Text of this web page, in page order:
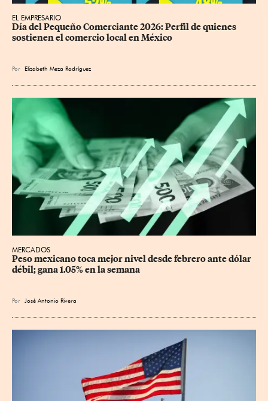
EL EMPRESARIO
Día del Pequeño Comerciante 2026: Perfil de quienes
sostienen el comercio local en México
Por Elizabeth Meza Rodríguez
MERCADOS
Peso mexicano toca mejor nivel desde febrero ante dólar
débil; gana 1.05% en la semana
Por José Antonio Rivera